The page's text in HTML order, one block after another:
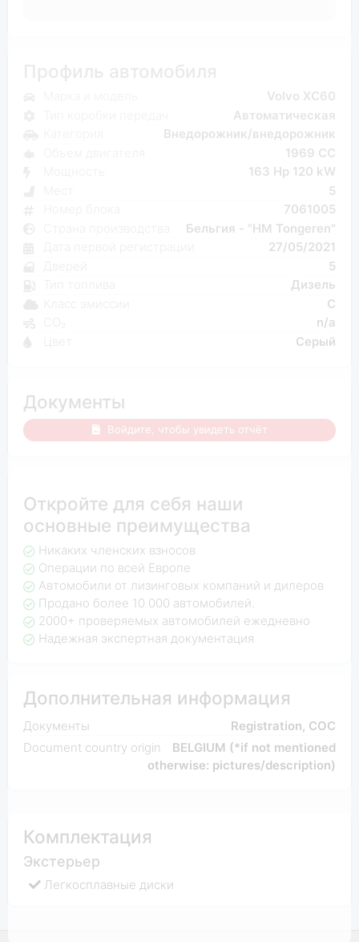
Volvo XC60
Автоматическая
Внедорожник/внедорожник
1969 CC
163 Hp 120 kW
5
7061005
Бельгия - "HM Tongeren"
27/05/2021
5
Дизель
C
n/a
Серый
Документы
Войдите, чтобы увидеть отчёт
Откройте для себя наши
основные преимущества
Никаких членских взносов
Операции по всей Европе
Автомобили от лизинговых компаний и дилеров
Продано более 10 000 автомобилей.
2000+ проверяемых автомобилей ежедневно
Надежная экспертная документация
Дополнительная информация
Документы
Registration, COC
Document country origin
BELGIUM (*if not mentioned
otherwise: pictures/description)
Комплектация
Экстерьер
Легкосплавные диски